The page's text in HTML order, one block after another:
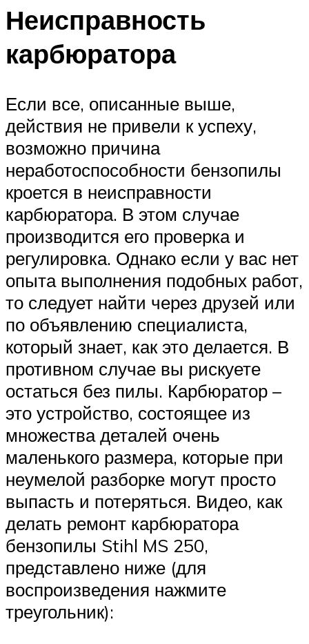
Неисправность
карбюратора
Если все, описанные выше,
действия не привели к успеху,
возможно причина
неработоспособности бензопилы
кроется в неисправности
карбюратора. В этом случае
производится его проверка и
регулировка. Однако если у вас нет
опыта выполнения подобных работ,
то следует найти через друзей или
по объявлению специалиста,
который знает, как это делается. В
противном случае вы рискуете
остаться без пилы. Карбюратор –
это устройство, состоящее из
множества деталей очень
маленького размера, которые при
неумелой разборке могут просто
выпасть и потеряться. Видео, как
делать ремонт карбюратора
бензопилы Stihl MS 250,
представлено ниже (для
воспроизведения нажмите
треугольник):